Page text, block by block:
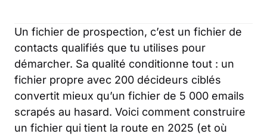
Un fichier de prospection, c’est un fichier de
contacts qualifiés que tu utilises pour
démarcher. Sa qualité conditionne tout : un
fichier propre avec 200 décideurs ciblés
convertit mieux qu’un fichier de 5 000 emails
scrapés au hasard. Voici comment construire
un fichier qui tient la route en 2025 (et où